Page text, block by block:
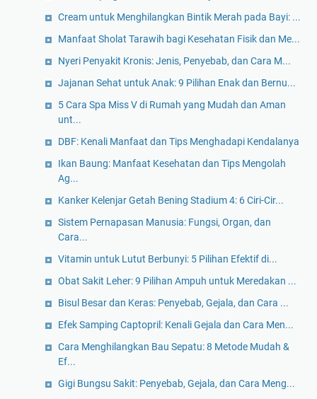
Cream untuk Menghilangkan Bintik Merah pada Bayi: ...
Manfaat Sholat Tarawih bagi Kesehatan Fisik dan Me...
Nyeri Penyakit Kronis: Jenis, Penyebab, dan Cara M...
Jajanan Sehat untuk Anak: 9 Pilihan Enak dan Bernu...
5 Cara Spa Miss V di Rumah yang Mudah dan Aman
unt...
DBF: Kenali Manfaat dan Tips Menghadapi Kendalanya
Ikan Baung: Manfaat Kesehatan dan Tips Mengolah
Ag...
Kanker Kelenjar Getah Bening Stadium 4: 6 Ciri-Cir...
Sistem Pernapasan Manusia: Fungsi, Organ, dan
Cara...
Vitamin untuk Lutut Berbunyi: 5 Pilihan Efektif di...
Obat Sakit Leher: 9 Pilihan Ampuh untuk Meredakan ...
Bisul Besar dan Keras: Penyebab, Gejala, dan Cara ...
Efek Samping Captopril: Kenali Gejala dan Cara Men...
Cara Menghilangkan Bau Sepatu: 8 Metode Mudah &
Ef...
Gigi Bungsu Sakit: Penyebab, Gejala, dan Cara Meng...